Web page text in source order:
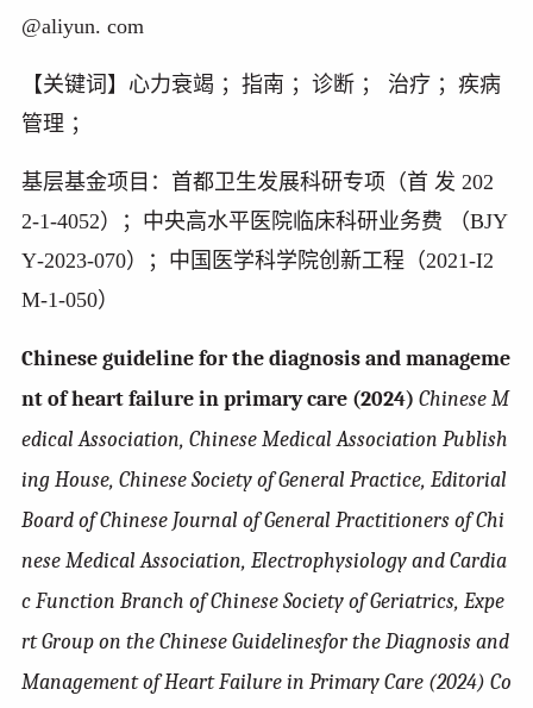
@aliyun. com
【关键词】 心力衰竭 ；指南 ；诊断 ； 治疗 ；疾病
管理 ；
基层基金项目： 首都卫生发展科研专项（首 发 202
2‑1‑4052）；中央高水平医院临床科研业务费 （BJY
Y‑2023‑070）；中国医学科学院创新工程（2021‑I2
M‑1‑050）
Chinese guideline for the diagnosis and manageme
nt of heart failure in primary care (2024) Chinese M
edical Association, Chinese Medical Association Publish
ing House, Chinese Society of General Practice, Editorial
Board of Chinese Journal of General Practitioners of Chi
nese Medical Association, Electrophysiology and Cardia
c Function Branch of Chinese Society of Geriatrics, Expe
rt Group on the Chinese Guidelinesfor the Diagnosis and
Management of Heart Failure in Primary Care (2024) Co